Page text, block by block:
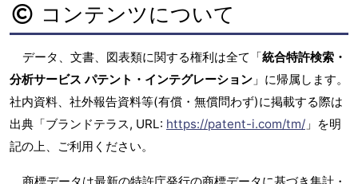
コンテンツについて
データ、文書、図表類に関する権利は全て「統合特許検索・
分析サービス パテント・インテグレーション 」に帰属します。
社内資料、社外報告資料等(有償・無償問わず)に掲載する際は
出典「ブランドテラス, URL: https://patent-i.com/tm/ 」を明
記の上、ご利用ください。